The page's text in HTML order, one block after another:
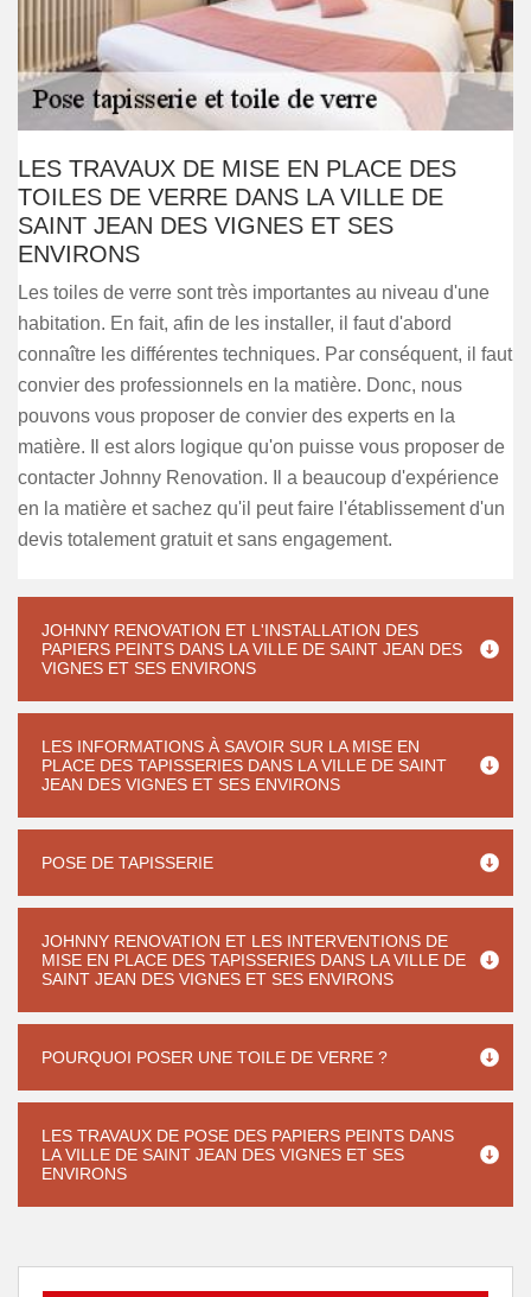
LES TRAVAUX DE MISE EN PLACE DES
TOILES DE VERRE DANS LA VILLE DE
SAINT JEAN DES VIGNES ET SES
ENVIRONS
Les toiles de verre sont très importantes au niveau d'une
habitation. En fait, afin de les installer, il faut d'abord
connaître les différentes techniques. Par conséquent, il faut
convier des professionnels en la matière. Donc, nous
pouvons vous proposer de convier des experts en la
matière. Il est alors logique qu'on puisse vous proposer de
contacter Johnny Renovation. Il a beaucoup d'expérience
en la matière et sachez qu'il peut faire l'établissement d'un
devis totalement gratuit et sans engagement.
JOHNNY RENOVATION ET L'INSTALLATION DES
PAPIERS PEINTS DANS LA VILLE DE SAINT JEAN DES
VIGNES ET SES ENVIRONS
LES INFORMATIONS À SAVOIR SUR LA MISE EN
PLACE DES TAPISSERIES DANS LA VILLE DE SAINT
JEAN DES VIGNES ET SES ENVIRONS
POSE DE TAPISSERIE
JOHNNY RENOVATION ET LES INTERVENTIONS DE
MISE EN PLACE DES TAPISSERIES DANS LA VILLE DE
SAINT JEAN DES VIGNES ET SES ENVIRONS
POURQUOI POSER UNE TOILE DE VERRE ?
LES TRAVAUX DE POSE DES PAPIERS PEINTS DANS
LA VILLE DE SAINT JEAN DES VIGNES ET SES
ENVIRONS